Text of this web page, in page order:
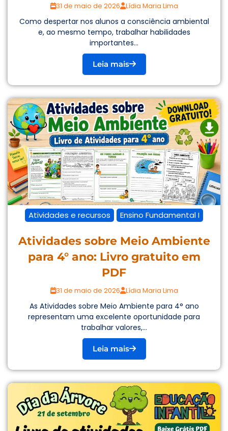
31 de maio de 2026 Lídia Maria Lima
Como despertar nos alunos a consciência ambiental
e, ao mesmo tempo, trabalhar habilidades
importantes...
Leia mais
Atividades e recursos Ensino Fundamental I
Atividades sobre Meio Ambiente
para 4° ano: Livro gratuito em
PDF
31 de maio de 2026 Lídia Maria Lima
As Atividades sobre Meio Ambiente para 4° ano
representam uma excelente oportunidade para
trabalhar valores,...
Leia mais